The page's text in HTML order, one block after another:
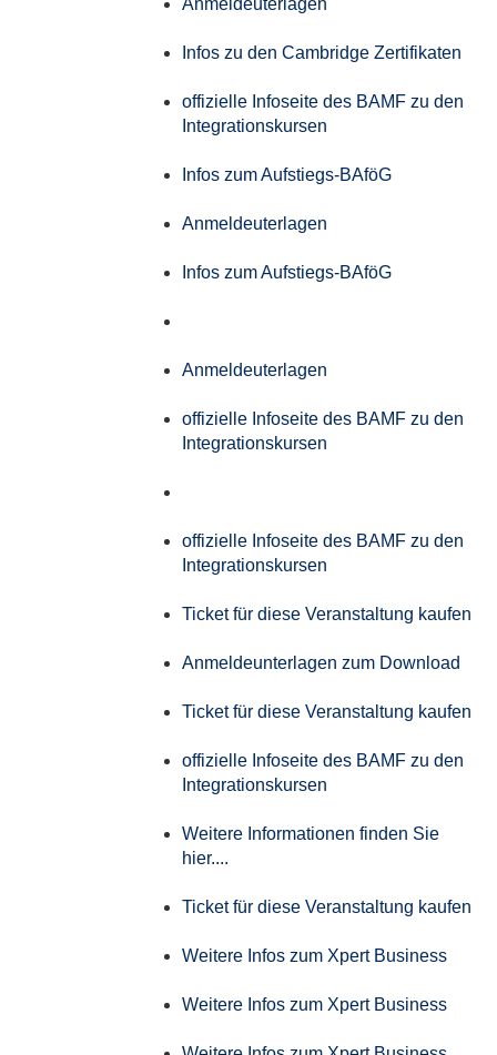
Anmeldeuterlagen
Infos zu den Cambridge Zertifikaten
offizielle Infoseite des BAMF zu den
Integrationskursen
Infos zum Aufstiegs-BAföG
Anmeldeuterlagen
Infos zum Aufstiegs-BAföG
Anmeldeuterlagen
offizielle Infoseite des BAMF zu den
Integrationskursen
offizielle Infoseite des BAMF zu den
Integrationskursen
Ticket für diese Veranstaltung kaufen
Anmeldeunterlagen zum Download
Ticket für diese Veranstaltung kaufen
offizielle Infoseite des BAMF zu den
Integrationskursen
Weitere Informationen finden Sie
hier....
Ticket für diese Veranstaltung kaufen
Weitere Infos zum Xpert Business
Weitere Infos zum Xpert Business